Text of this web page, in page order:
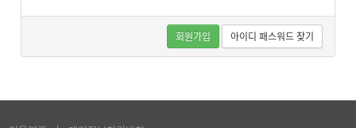
회원가입 아이디 패스워드 찾기